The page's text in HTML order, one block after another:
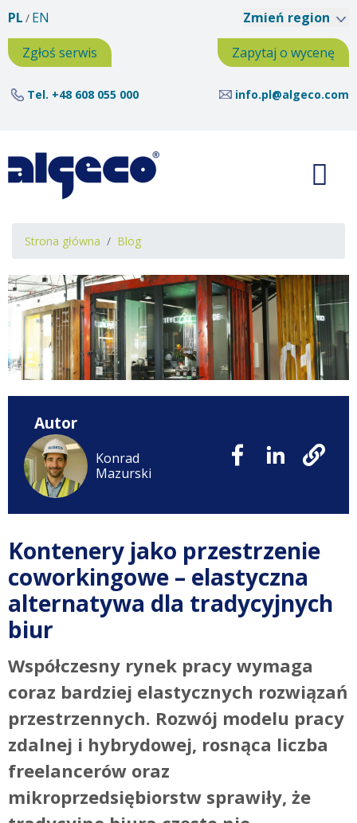
PL EN
Zgłoś serwis
Zapytaj o wycenę
Tel. +48 608 055 000 info.pl@algeco.com
Zmień region
Ścieżka
nawigacyjna
Strona główna Blog
Autor
Konrad
Mazurski
Kontenery jako przestrzenie
coworkingowe – elastyczna
alternatywa dla tradycyjnych
biur
Współczesny rynek pracy wymaga
coraz bardziej elastycznych rozwiązań
przestrzennych. Rozwój modelu pracy
zdalnej i hybrydowej, rosnąca liczba
freelancerów oraz
mikroprzedsiębiorstw sprawiły, że